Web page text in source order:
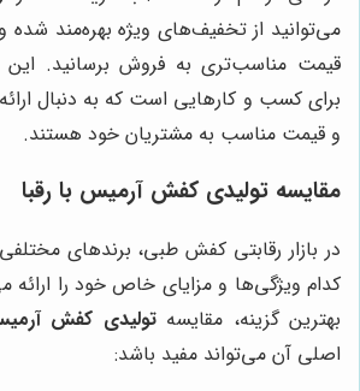
می‌توانید از تخفیف‌های ویژه بهره‌مند شده
قیمت مناسب‌تری به فروش برسانید.
برای کسب و کارهایی است که به دنبال
و قیمت مناسب به مشتریان خود هستند.
مقایسه تولیدی کفش آرمیس با رقبا
در بازار رقابتی کفش طبی، برندهای
کدام ویژگی‌ها و مزایای خاص خود را ارائه
بهترین گزینه، مقایسهتولیدی کفش
اصلی آن می‌تواند مفید باشد: